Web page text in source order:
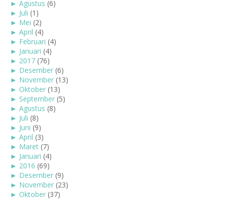
► Agustus (6)
► Juli (1)
► Mei (2)
► April (4)
► Februari (4)
► Januari (4)
► 2017 (76)
► Desember (6)
► November (13)
► Oktober (13)
► September (5)
► Agustus (8)
► Juli (8)
► Juni (9)
► April (3)
► Maret (7)
► Januari (4)
► 2016 (69)
► Desember (9)
► November (23)
► Oktober (37)